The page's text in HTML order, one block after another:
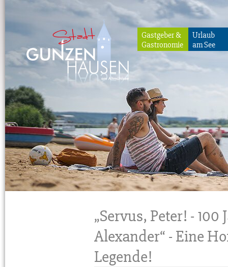
Gunzenhausen
Gastgeber &
Gastronomie
Urlaub
am See
„Servus, Peter! - 100
Alexander“ - Eine
Legende!